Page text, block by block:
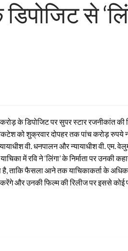
से
के डिपोजिट पर सुपर स्टार रजनीकांत की
वेंकटेश को शुक्रवार दोपहर तक पांच करोड़
वी. धनपालन और न्यायाधीश वी. एम.
में रवि ने ‘लिंगा’ के निर्माता पर उनकी
है, ताकि फैसला आने तक याचिकाकर्ता के
और उनकी फिल्म की रिलीज पर इससे कोई